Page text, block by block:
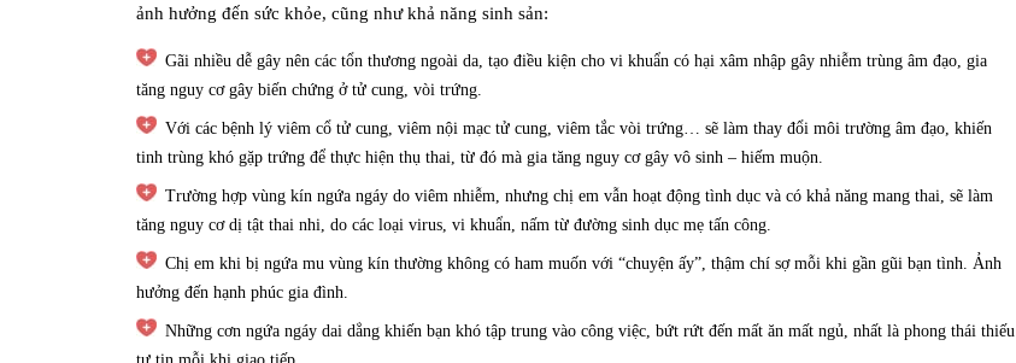
ảnh hưởng đến sức khỏe, cũng như khả năng sinh sản:
Gãi nhiều dễ gây nên các tổn thương ngoài da, tạo điều kiện cho vi khuẩn có hại xâm nhập gây nhiễm trùng âm đạo, gia
tăng nguy cơ gây biến chứng ở tử cung, vòi trứng.
Với các bệnh lý viêm cổ tử cung, viêm nội mạc tử cung, viêm tắc vòi trứng… sẽ làm thay đổi môi trường âm đạo, khiến
tinh trùng khó gặp trứng để thực hiện thụ thai, từ đó mà gia tăng nguy cơ gây vô sinh – hiếm muộn.
Trường hợp vùng kín ngứa ngáy do viêm nhiễm, nhưng chị em vẫn hoạt động tình dục và có khả năng mang thai, sẽ làm
tăng nguy cơ dị tật thai nhi, do các loại virus, vi khuẩn, nấm từ đường sinh dục mẹ tấn công.
Chị em khi bị ngứa mu vùng kín thường không có ham muốn với “chuyện ấy”, thậm chí sợ mỗi khi gần gũi bạn tình. Ảnh
hưởng đến hạnh phúc gia đình.
Những cơn ngứa ngáy dai dẳng khiến bạn khó tập trung vào công việc, bứt rứt đến mất ăn mất ngủ, nhất là phong thái thiếu